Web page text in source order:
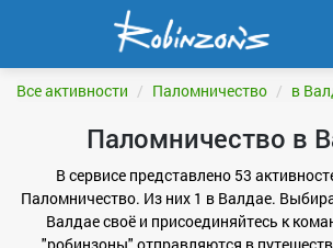
Все активности Паломничество в
Паломничество в
В сервисе представлено 53
Паломничество. Из них 1 в Валдае.
Валдае своё и присоединяйтесь к